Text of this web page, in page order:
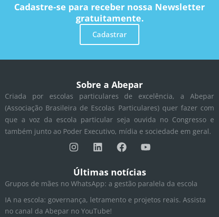
Cadastre-se para receber nossa Newsletter
gratuitamente.
Cadastrar
Sobre a Abepar
Criada por escolas particulares de excelência, a Abepar
(Associação Brasileira de Escolas Particulares) quer fazer com
que a voz da escola particular seja ouvida no Congresso e
também junto ao Poder Executivo, mídia e sociedade em geral.
I
n
t
a
g
r
a
L
i
k
e
d
i
n
F
a
e
b
o
o
Y
o
t
u
b
e
Últimas notícias
Grupos de mães no WhatsApp: a gestão paralela da escola
IA na escola: governança, letramento e projetos reais. Assista
no canal da Abepar no YouTube!